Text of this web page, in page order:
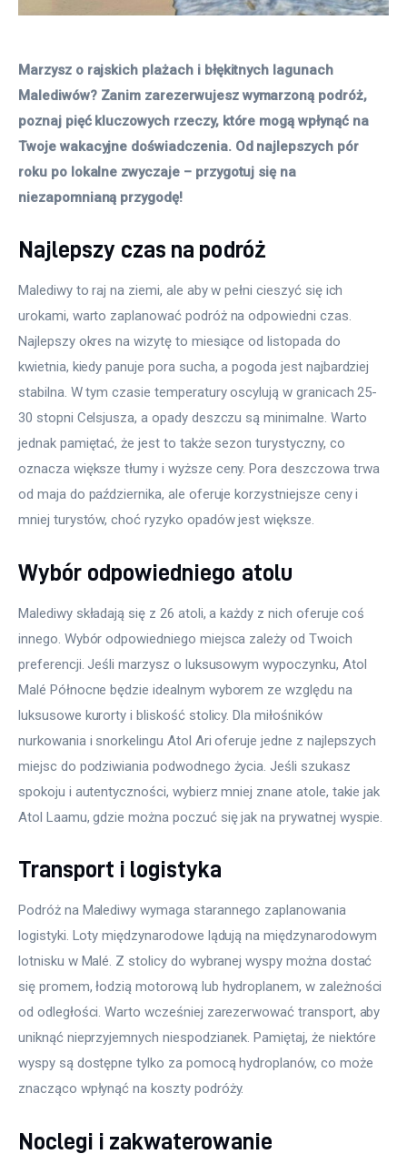
Marzysz o rajskich plażach i błękitnych lagunach
Malediwów? Zanim zarezerwujesz wymarzoną podróż,
poznaj pięć kluczowych rzeczy, które mogą wpłynąć na
Twoje wakacyjne doświadczenia. Od najlepszych pór
roku po lokalne zwyczaje – przygotuj się na
niezapomnianą przygodę!
Najlepszy czas na podróż
Malediwy to raj na ziemi, ale aby w pełni cieszyć się ich
urokami, warto zaplanować podróż na odpowiedni czas.
Najlepszy okres na wizytę to miesiące od listopada do
kwietnia, kiedy panuje pora sucha, a pogoda jest najbardziej
stabilna. W tym czasie temperatury oscylują w granicach 25-
30 stopni Celsjusza, a opady deszczu są minimalne. Warto
jednak pamiętać, że jest to także sezon turystyczny, co
oznacza większe tłumy i wyższe ceny. Pora deszczowa trwa
od maja do października, ale oferuje korzystniejsze ceny i
mniej turystów, choć ryzyko opadów jest większe.
Wybór odpowiedniego atolu
Malediwy składają się z 26 atoli, a każdy z nich oferuje coś
innego. Wybór odpowiedniego miejsca zależy od Twoich
preferencji. Jeśli marzysz o luksusowym wypoczynku, Atol
Malé Północne będzie idealnym wyborem ze względu na
luksusowe kurorty i bliskość stolicy. Dla miłośników
nurkowania i snorkelingu Atol Ari oferuje jedne z najlepszych
miejsc do podziwiania podwodnego życia. Jeśli szukasz
spokoju i autentyczności, wybierz mniej znane atole, takie jak
Atol Laamu, gdzie można poczuć się jak na prywatnej wyspie.
Transport i logistyka
Podróż na Malediwy wymaga starannego zaplanowania
logistyki. Loty międzynarodowe lądują na międzynarodowym
lotnisku w Malé. Z stolicy do wybranej wyspy można dostać
się promem, łodzią motorową lub hydroplanem, w zależności
od odległości. Warto wcześniej zarezerwować transport, aby
uniknąć nieprzyjemnych niespodzianek. Pamiętaj, że niektóre
wyspy są dostępne tylko za pomocą hydroplanów, co może
znacząco wpłynąć na koszty podróży.
Noclegi i zakwaterowanie